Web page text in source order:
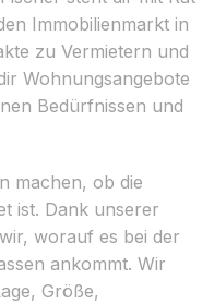
Immobilienmarkt in
zu Vermietern und
Wohnungsangebote
Bedürfnissen und
machen, ob die
ist. Dank unserer
worauf es bei der
ankommt. Wir
Größe,